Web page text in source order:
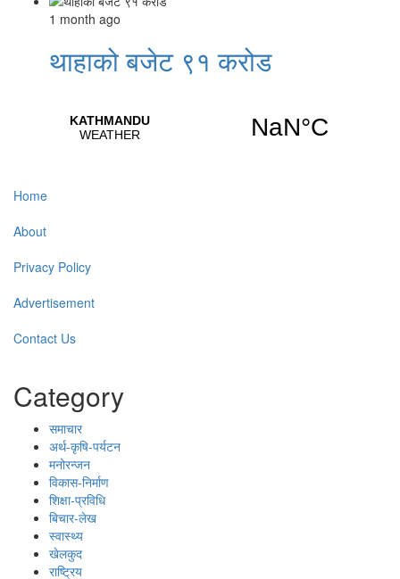
1 month ago
थाहाको बजेट ९१ करोड
Home
About
Privacy Policy
Advertisement
Contact Us
Category
समाचार
अर्थ-कृषि-पर्यटन
मनोरन्जन
विकास-निर्माण
शिक्षा-प्रविधि
बिचार-लेख
स्वास्थ्य
खेलकुद
राष्ट्रिय